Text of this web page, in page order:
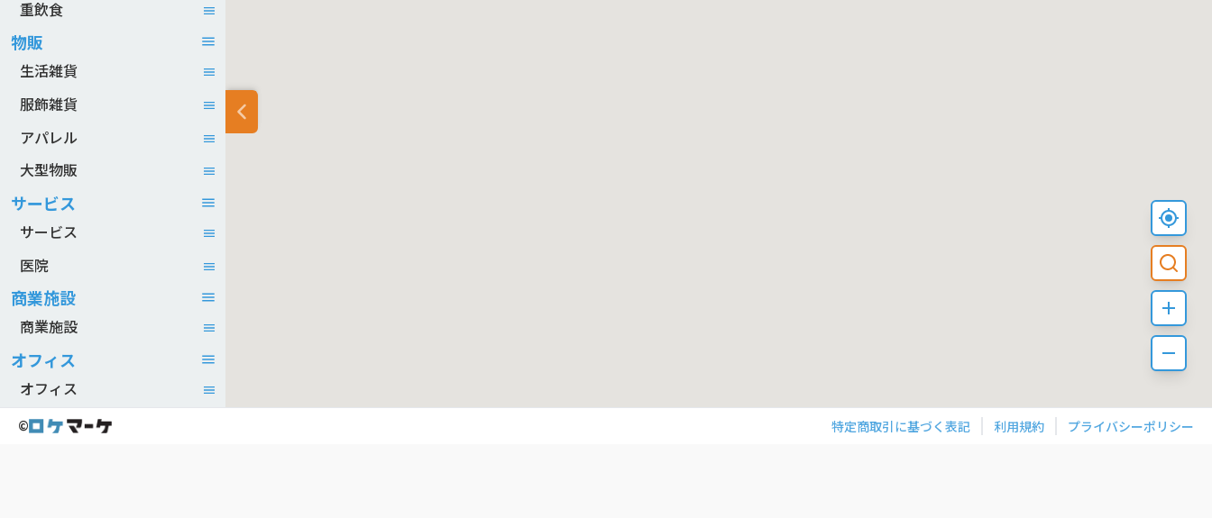
重飲食
物販
生活雑貨
服飾雑貨
アパレル
大型物販
サービス
サービス
医院
商業施設
商業施設
オフィス
オフィス
© 特定商取引に基づく表記 利用規約 プライバシーポリシー